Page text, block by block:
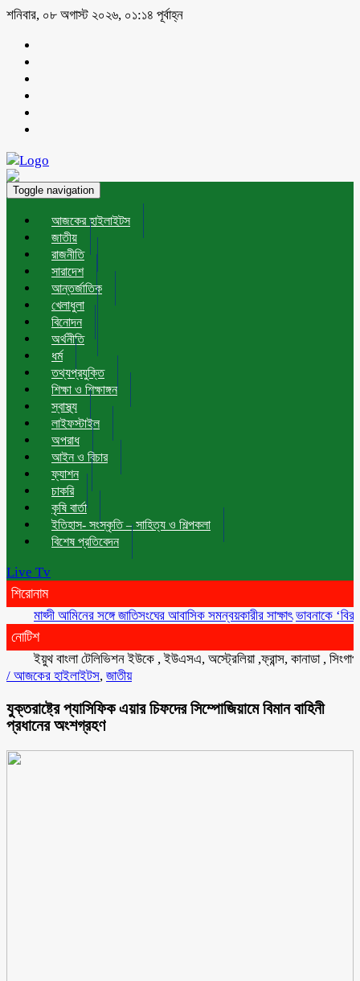
শনিবার, ০৮ অগাস্ট ২০২৬, ০১:১৪ পূর্বাহ্ন
Toggle navigation
আজকের হাইলাইটস
জাতীয়
রাজনীতি
সারাদেশ
আন্তর্জাতিক
খেলাধুলা
বিনোদন
অর্থনীতি
ধর্ম
তথ্যপ্রযুক্তি
শিক্ষা ও শিক্ষাঙ্গন
স্বাস্থ্য
লাইফস্টাইল
অপরাধ
আইন ও বিচার
ফ্যাশন
চাকরি
কৃষি বার্তা
ইতিহাস- সংস্কৃতি – সাহিত্য ও শিল্পকলা
বিশেষ প্রতিবেদন
Live Tv
শিরোনাম
মাহ্দী আমিনের সঙ্গে জাতিসংঘের আবাসিক সমন্বয়কারীর সাক্ষাৎ ভাবনাকে ‘বিরল
নোটিশ
ইয়ুথ বাংলা টেলিভিশন ইউকে , ইউএসএ, অস্ট্রেলিয়া ,ফ্রান্স, কানাডা , সিংগাপুর ,
/ আজকের হাইলাইটস, জাতীয়
যুক্তরাষ্ট্রে প্যাসিফিক এয়ার চিফদের সিম্পোজিয়ামে বিমান বাহিনী
প্রধানের অংশগ্রহণ